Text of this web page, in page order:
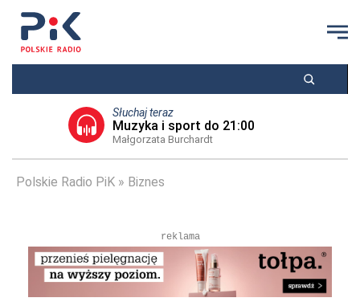
Słuchaj teraz
Muzyka i sport do 21:00
Małgorzata Burchardt
Polskie Radio PiK Biznes
reklama